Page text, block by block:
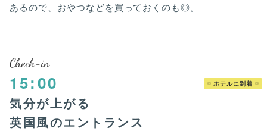
あるので、おやつなどを買っておくのも◎。
Check-in
15:00 ホテルに到着
気分が上がる
英国風のエントランス